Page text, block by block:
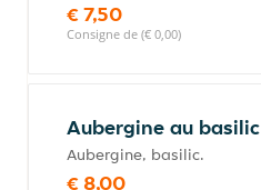
€ 7,50
Consigne de (€ 0,00)
Aubergine au basilic
Aubergine, basilic.
€ 8,00